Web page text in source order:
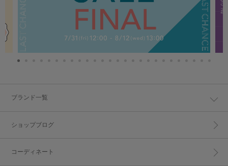
ブランド一覧
ショップブログ
コーディネート